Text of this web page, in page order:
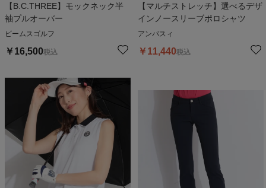
【B.C.THREE】モックネック半
袖プルオーバー
ビームスゴルフ
￥ 16,500税込
【マルチストレッチ】選べるデザ
インノースリーブポロシャツ
アンパスィ
￥ 11,440税込